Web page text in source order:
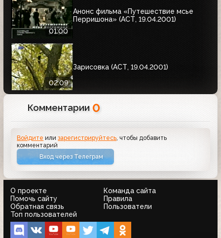
01:00
Анонс фильма «Путешествие мсье
Перришона» (АСТ, 19.04.2001)
02:09
Зарисовка (АСТ, 19.04.2001)
Комментарии 0
Войдите илизарегистрируйтесь, чтобы добавить
комментарий
Вход через Телеграм
О проекте
Команда сайта
Помочь сайту
Правила
Обратная связь
Пользователи
Топ пользователей